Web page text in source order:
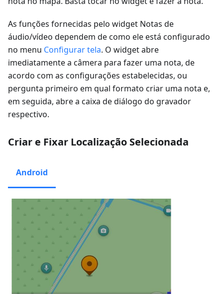
As funções fornecidas pelo widget Notas de
áudio/vídeo dependem de como ele está configurado
no menu Configurar tela. O widget abre
imediatamente a câmera para fazer uma nota, de
acordo com as configurações estabelecidas, ou
pergunta primeiro em qual formato criar uma nota e,
em seguida, abre a caixa de diálogo do gravador
respectivo.
Criar e Fixar Localização Selecionada
Android